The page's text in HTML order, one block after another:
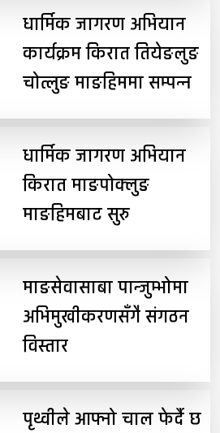
धार्मिक जागरण अभियान
कार्यक्रम किरात तियेङलुङ
चोत्लुङ माङहिममा सम्पन्न
धार्मिक जागरण अभियान
किरात माङपोक्लुङ
माङहिमबाट सुरु
माङसेवासाबा पान्जुम्भोमा
अभिमुखीकरणसँगै संगठन
विस्तार
पृथ्वीले आफ्नो चाल फेर्दै छ